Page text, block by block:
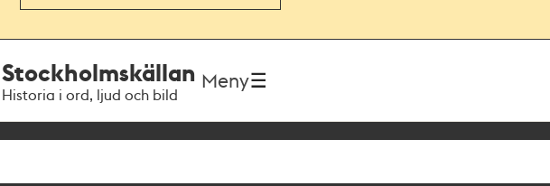
Stockholmskällan
Historia i ord, ljud och bild
Meny